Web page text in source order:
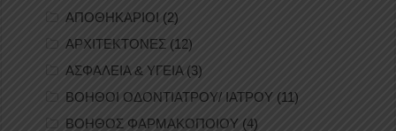
ΑΠΟΘΗΚΑΡΙΟΙ (2)
ΑΡΧΙΤΕΚΤΟΝΕΣ (12)
ΑΣΦΑΛΕΙΑ & ΥΓΕΙΑ (3)
ΒΟΗΘΟΙ ΟΔΟΝΤΙΑΤΡΟΥ/ ΙΑΤΡΟΥ (11)
ΒΟΗΘΟΣ ΦΑΡΜΑΚΟΠΟΙΟΥ (4)